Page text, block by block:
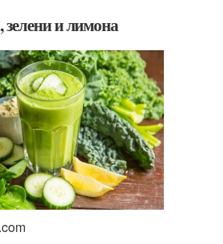
зелени и лимона